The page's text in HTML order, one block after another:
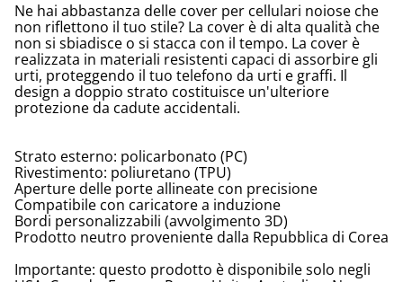
Ne hai abbastanza delle cover per cellulari noiose che
non riflettono il tuo stile? La cover è di alta qualità che
non si sbiadisce o si stacca con il tempo. La cover è
realizzata in materiali resistenti capaci di assorbire gli
urti, proteggendo il tuo telefono da urti e graffi. Il
design a doppio strato costituisce un'ulteriore
protezione da cadute accidentali.
Strato esterno: policarbonato (PC)
Rivestimento: poliuretano (TPU)
Aperture delle porte allineate con precisione
Compatibile con caricatore a induzione
Bordi personalizzabili (avvolgimento 3D)
Prodotto neutro proveniente dalla Repubblica di Corea
Importante: questo prodotto è disponibile solo negli